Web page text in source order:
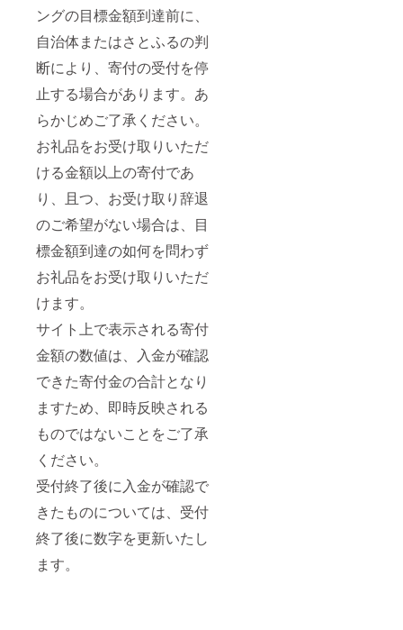
ングの目標金額到達前に、
自治体またはさとふるの判
断により、寄付の受付を停
止する場合があります。あ
らかじめご了承ください。
お礼品をお受け取りいただ
ける金額以上の寄付であ
り、且つ、お受け取り辞退
のご希望がない場合は、目
標金額到達の如何を問わず
お礼品をお受け取りいただ
けます。
サイト上で表示される寄付
金額の数値は、入金が確認
できた寄付金の合計となり
ますため、即時反映される
ものではないことをご了承
ください。
受付終了後に入金が確認で
きたものについては、受付
終了後に数字を更新いたし
ます。